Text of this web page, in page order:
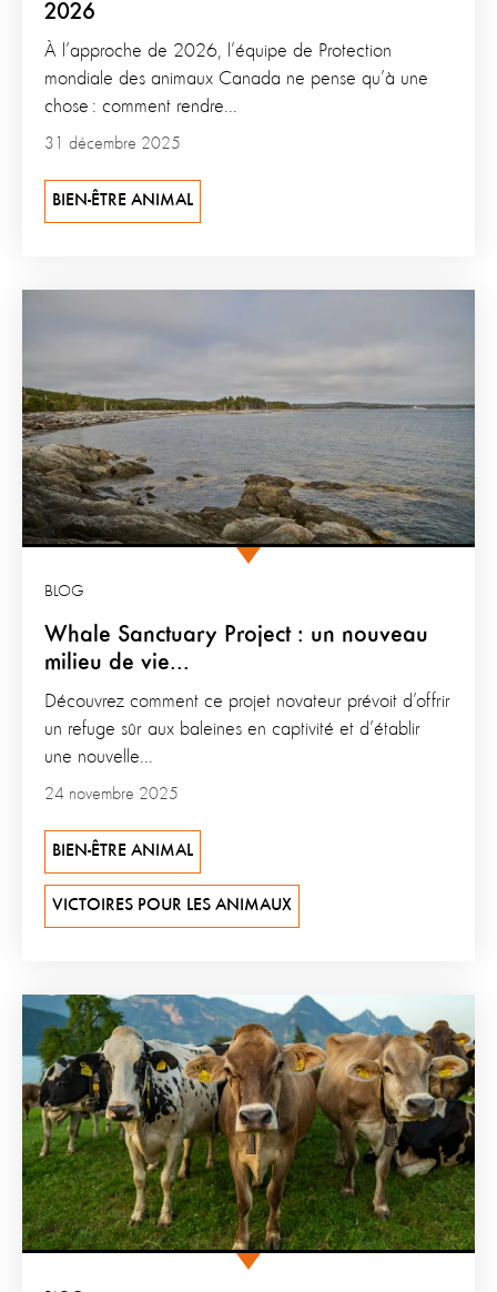
2026
31 décembre 2025
À l’approche de 2026, l’équipe de Protection
mondiale des animaux Canada ne pense qu’à une
chose : comment rendre...
BIEN-ÊTRE ANIMAL
Whale Sanctuary Project : un nouveau
milieu de vie...
BLOG
24 novembre 2025
Découvrez comment ce projet novateur prévoit d’offrir
un refuge sûr aux baleines en captivité et d’établir
une nouvelle...
BIEN-ÊTRE ANIMAL
VICTOIRES POUR LES ANIMAUX